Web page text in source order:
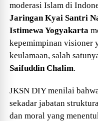
moderasi Islam di
Jaringan Kyai Santri
Istimewa Yogyakarta
kepemimpinan visioner
keulamaan, salah
Saifuddin Chalim.
JKSN DIY menilai
sekadar jabatan
dan moral yang